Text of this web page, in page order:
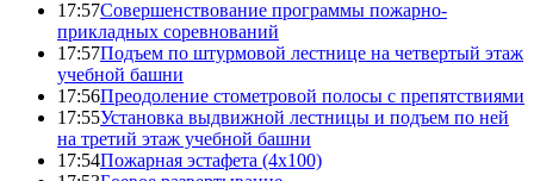
17:57Совершенствование программы пожарно-
прикладных соревнований
17:57Подъем по штурмовой лестнице на четвертый этаж
учебной башни
17:56Преодоление стометровой полосы с препятствиями
17:55Установка выдвижной лестницы и подъем по ней
на третий этаж учебной башни
17:54Пожарная эстафета (4x100)